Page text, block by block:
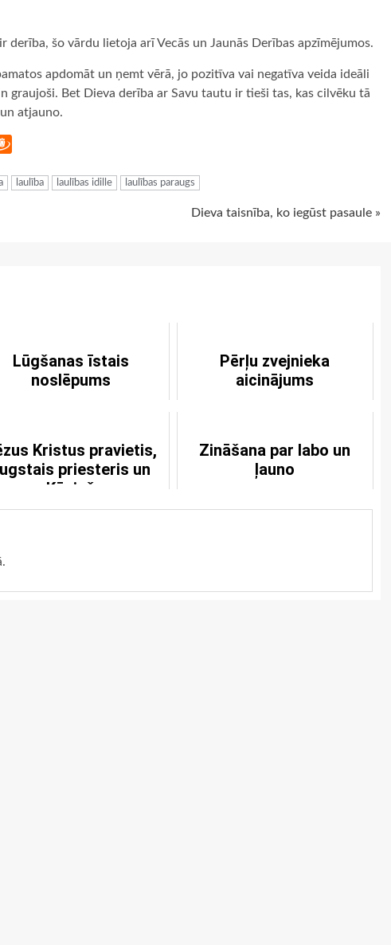
derība, šo vārdu lietoja arī Vecās un Jaunās Derības apzīmējumos.
apdomāt un ņemt vērā, jo pozitīva vai negatīva veida ideāli
graujoši. Bet Dieva derība ar Savu tautu ir tieši tas, kas cilvēku tā
atjauno.
laulība laulības idille laulības paraugs
Dieva taisnība, ko iegūst pasaule »
Lūgšanas īstais
noslēpums
Pērļu zvejnieka
aicinājums
Kristus pravietis,
priesteris un
Ķēniņš
Zināšana par labo un
ļauno